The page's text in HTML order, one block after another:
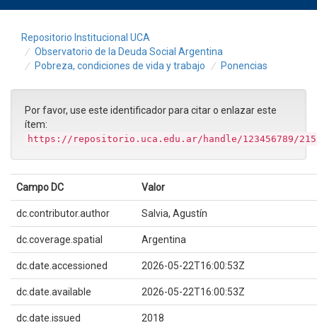
Repositorio Institucional UCA
Observatorio de la Deuda Social Argentina
Pobreza, condiciones de vida y trabajo
Ponencias
Por favor, use este identificador para citar o enlazar este
ítem:
https://repositorio.uca.edu.ar/handle/123456789/
Campo DC Valor
dc.contributor.author Salvia, Agustín
dc.coverage.spatial Argentina
dc.date.accessioned 2026-05-22T16:00:53Z
dc.date.available 2026-05-22T16:00:53Z
dc.date.issued 2018